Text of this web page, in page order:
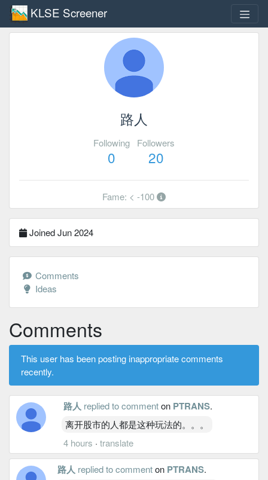
KLSE Screener
路人
Following
0
Followers
20
Fame: < -100
Joined Jun 2024
Comments
Ideas
Comments
This user has been posting inappropriate comments
recently.
路人 replied to commenton PTRANS.
离开股市的人都是这种玩法的。。。
4 hours · translate
路人 replied to commenton PTRANS.